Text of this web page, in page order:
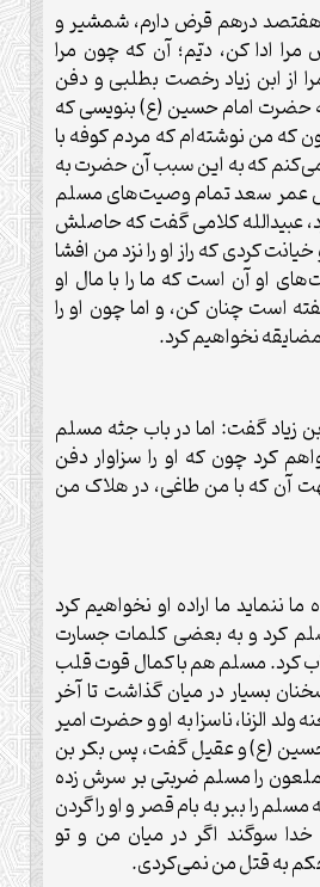
هفتصد درهم قرض دارم، شمشیر و
ادا کن، دیّم؛ آن که چون مرا
از ابن زیاد رخصت بطلبی و دفن
حضرت امام حسین (ع) بنویسی که
که من نوشته‌ام که مردم کوفه با
که به این سبب آن حضرت به
عمر سعد تمام وصیت‌های مسلم
عبیدالله کلامی گفت که حاصلش
کردی که راز او را نزد من افشا
او آن است که ما را با مال او
است چنان کن، و اما چون او را
نخواهیم کرد.
زیاد گفت: اما در باب جثه مسلم
کرد چون که او را سزاوار دفن
آن که با من طاغی، در هلاک من
ما ننماید ما اراده او نخواهیم کرد
کرد و به بعضی کلمات جسارت
کرد. مسلم هم با کمال قوت قلب
بسیار در میان گذاشت تا آخر
ولد الزنا، ناسزا به او و حضرت امیر
حسین (ع) و عقیل گفت، پس بکر بن
ملعون را مسلم ضربتی بر سرش زده
را ببر به بام قصر و او را گردن
سوگند اگر در میان من و تو
به قتل من نمی‌کردی.